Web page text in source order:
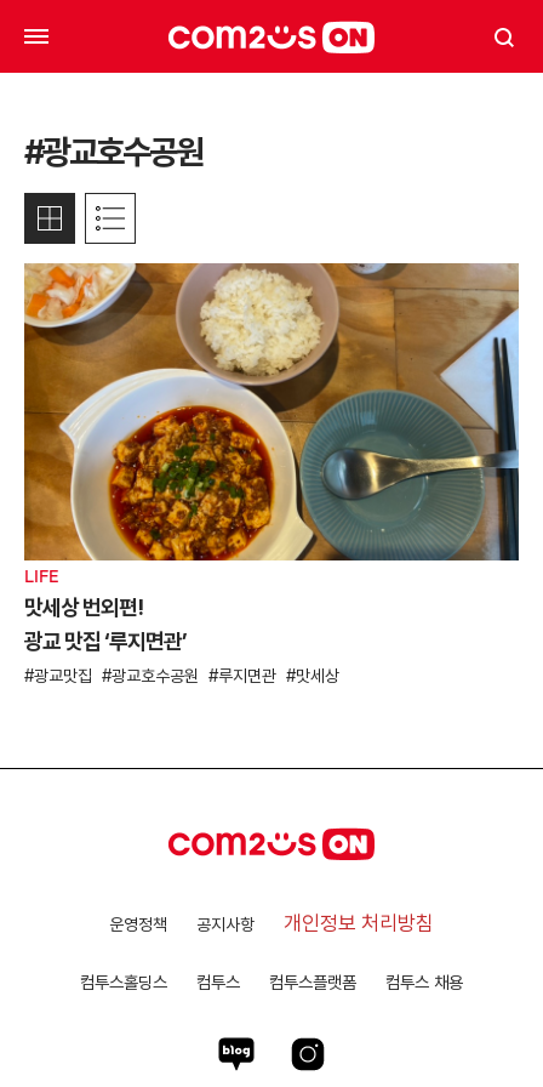
#광교호수공원
LIFE
맛세상 번외편!
광교 맛집 ‘루지면관’
광교맛집 광교호수공원 루지면관 맛세상
운영정책 공지사항 개인정보 처리방침
컴투스홀딩스 컴투스 컴투스플랫폼 컴투스 채용